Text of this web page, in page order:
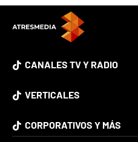
CANALES TV Y RADIO
VERTICALES
CORPORATIVOS Y MÁS